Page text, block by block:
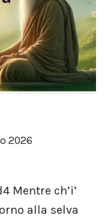
2026
Mentre ch’i’
alla selva